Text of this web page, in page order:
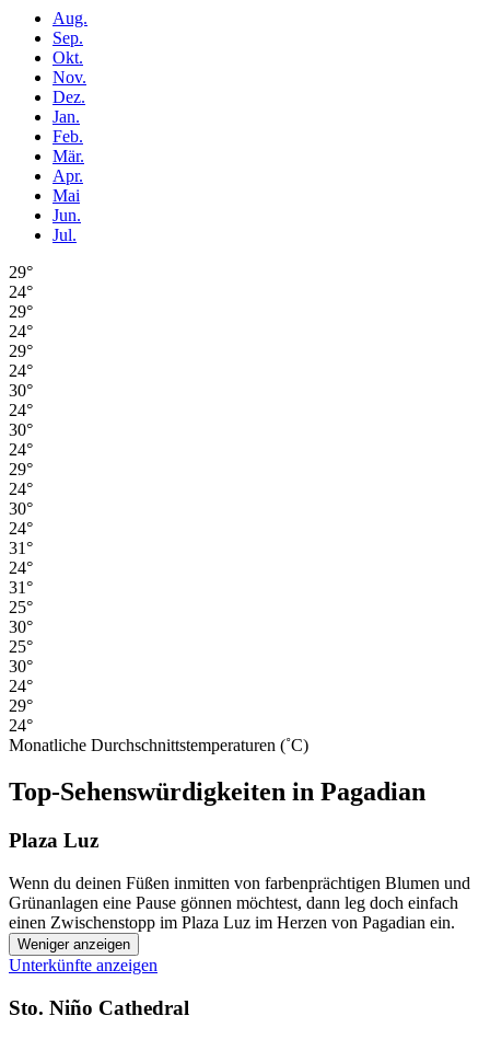
Aug.
Sep.
Okt.
Nov.
Dez.
Jan.
Feb.
Mär.
Apr.
Mai
Jun.
Jul.
29°
24°
29°
24°
29°
24°
30°
24°
30°
24°
29°
24°
30°
24°
31°
24°
31°
25°
30°
25°
30°
24°
29°
24°
Monatliche Durchschnittstemperaturen (˚C)
Top-Sehenswürdigkeiten in Pagadian
Plaza Luz
Wenn du deinen Füßen inmitten von farbenprächtigen Blumen und
Grünanlagen eine Pause gönnen möchtest, dann leg doch einfach
einen Zwischenstopp im Plaza Luz im Herzen von Pagadian ein.
Weniger anzeigen
Unterkünfte anzeigen
Sto. Niño Cathedral